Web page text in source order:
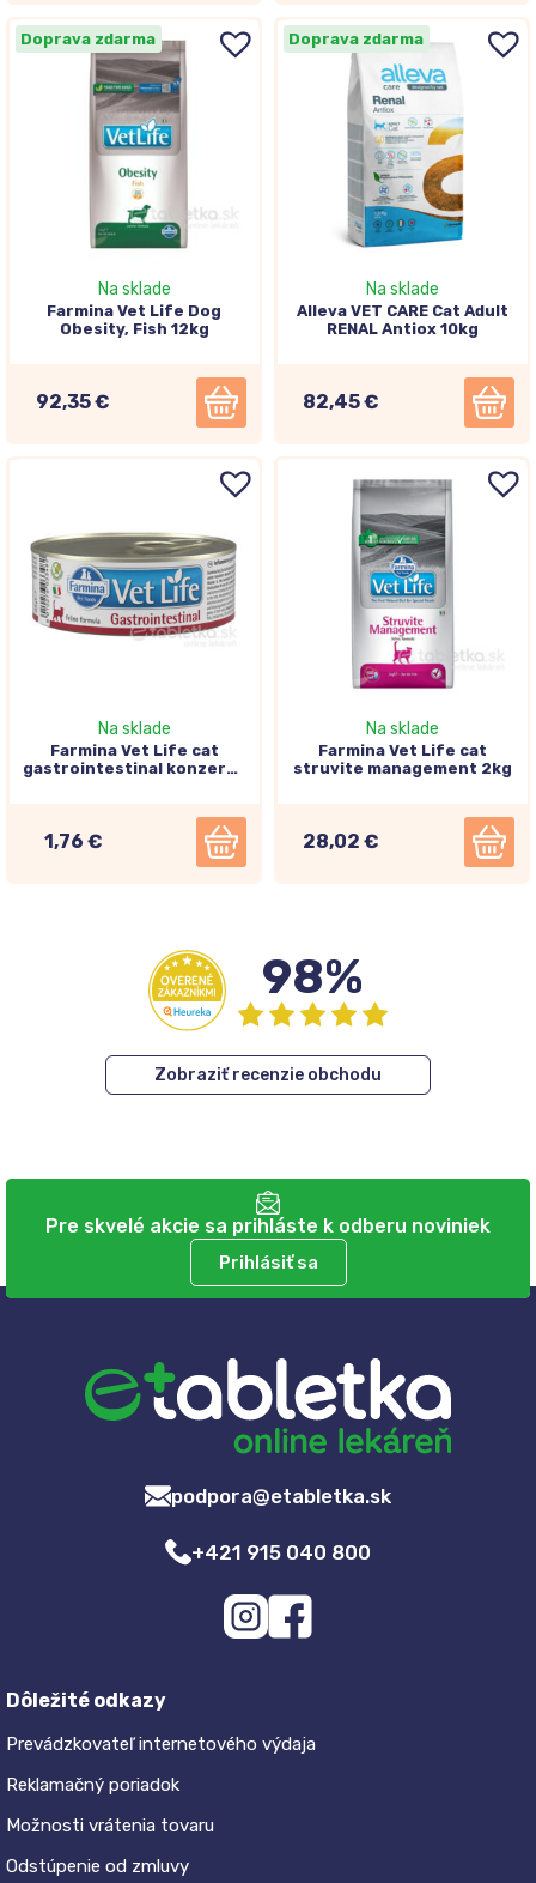
Doprava zdarma
Na sklade
Farmina Vet Life Dog
Obesity, Fish 12kg
92,35 €
Doprava zdarma
Na sklade
Alleva VET CARE Cat Adult
RENAL Antiox 10kg
82,45 €
Na sklade
Farmina Vet Life cat
gastrointestinal konzerva
1,76 €
Na sklade
Farmina Vet Life cat
struvite management 2kg
28,02 €
98%
Zobraziť recenzie obchodu
Pre skvelé akcie sa prihláste k odberu noviniek
Prihlásiť sa
podpora@etabletka.sk
+421 915 040 800
Dôležité odkazy
Prevádzkovateľ internetového výdaja
Reklamačný poriadok
Možnosti vrátenia tovaru
Odstúpenie od zmluvy